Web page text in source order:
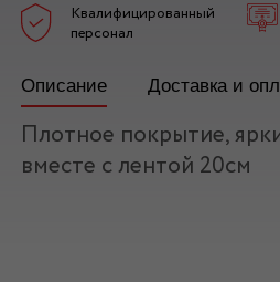
Квалифицированный
персонал
Описание Доставка и
Плотное покрытие,
вместе с лентой 20см